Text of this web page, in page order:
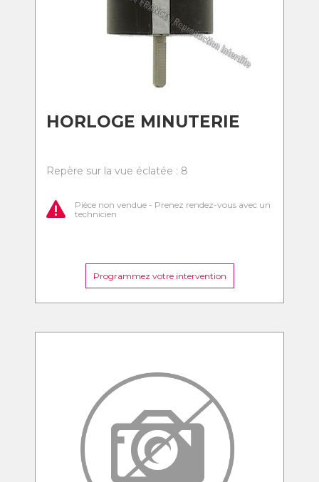
HORLOGE MINUTERIE
Repère sur la vue éclatée : 8
Pièce non vendue - Prenez rendez-vous avec un
technicien
Programmez votre intervention